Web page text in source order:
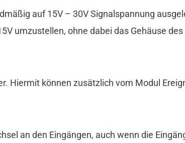
auf 15V – 30V Signalspannung
umzustellen, ohne dabei das Gehäuse
Hiermit können zusätzlich vom Modul
an den Eingängen, auch wenn die